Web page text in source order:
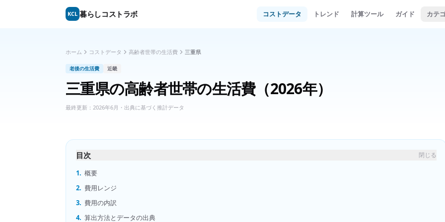
KCL 暮らしコストラボ コストデータ トレンド 計算ツール ガイド カテ
ホーム コストデータ 高齢者世帯の生活費 三重県
老後の生活費 近畿
三重県の高齢者世帯の生活費（2026年）
最終更新： 2026年6月 ・出典に基づく推計データ
目次 閉じる
1. 概要
2. 費用レンジ
3. 費用の内訳
4. 算出方法とデータの出典